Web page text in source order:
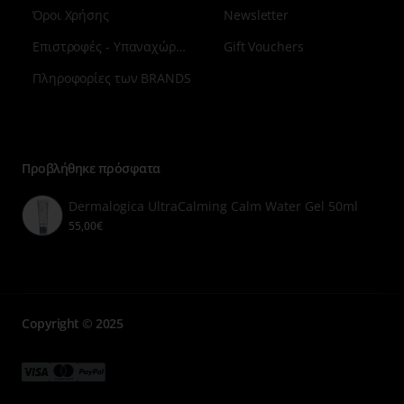
χρήση μετά το ξύρισμα.
7
Όροι Χρήσης
Επιστροφές - Υπαναχώρηση
Πληροφορίες των BRANDS
Newsletter
Gift Vouchers
Προβλήθηκε πρόσφατα
Dermalogica UltraCalming Calm Water Gel 50ml
55,00€
Copyright © 2025
Μενού
ΜενούΜενού